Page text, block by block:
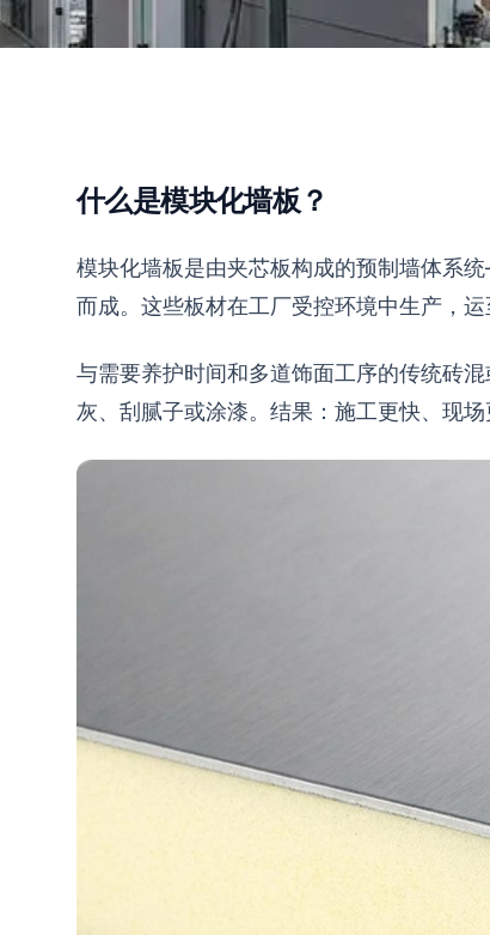
什么是模块化墙板？
模块化墙板是由夹芯板构成的预制墙体系
而成。这些板材在工厂受控环境中生产，
与需要养护时间和多道饰面工序的传统砖
灰、刮腻子或涂漆。结果：施工更快、现场